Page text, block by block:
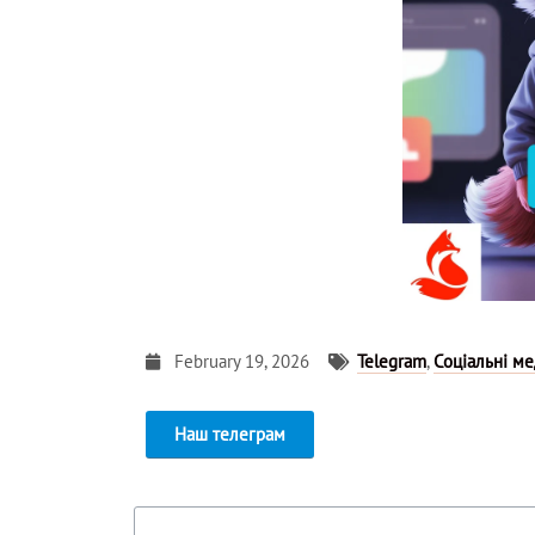
February 19, 2026 Telegram,Соціальні
Наш телеграм